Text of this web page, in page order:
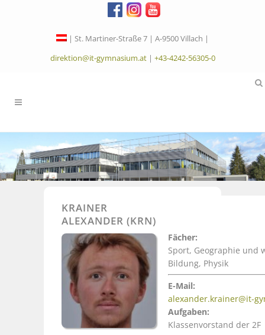
| St. Martiner-Straße 7 | A-9500 Villach |
direktion@it-gymnasium.at| +43-4242-56305-0
KRAINER
ALEXANDER (KRN)
Fächer:
Sport, Geographie und
Bildung, Physik
E-Mail:
alexander.krainer@it-
Aufgaben:
Klassenvorstand der 2F